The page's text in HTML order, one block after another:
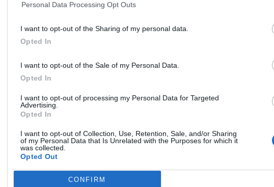
Personal Data Processing Opt Outs
I want to opt-out of the Sharing of my personal data.
Opted In
I want to opt-out of the Sale of my Personal Data.
Opted In
I want to opt-out of processing my Personal Data for Targeted
Advertising.
Opted In
I want to opt-out of Collection, Use, Retention, Sale, and/or Sharing
of my Personal Data that Is Unrelated with the Purposes for which it
was collected.
Opted Out
CONFIRM
Altre notizie - Notizie
COLLETTIVO CURVA
EST CONTRARIO AL
FINALISSIMA PER LA B
IN RAMPA DI LANCIO